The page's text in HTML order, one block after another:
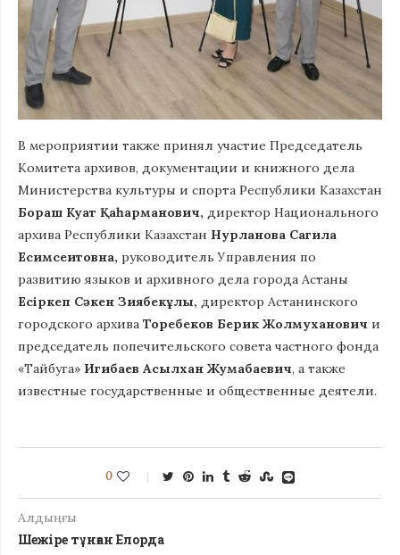
В мероприятии также принял участие Председатель
Комитета архивов, документации и книжного дела
Министерства культуры и спорта Республики Казахстан
Бораш Куат Қаһарманович, директор Национального
архива Республики Казахстан Нурланова Сагила
Есимсеитовна, руководитель Управления по
развитию языков и архивного дела города Астаны
Есіркеп Сәкен Зиябекұлы, директор Астанинского
городского архива Торебеков Берик Жолмуханович и
председатель попечительского совета частного фонда
«Тайбуга» Игибаев Асылхан Жумабаевич, а также
известные государственные и общественные деятели.
0
Алдыңғы
Шежіре тұнған Елорда